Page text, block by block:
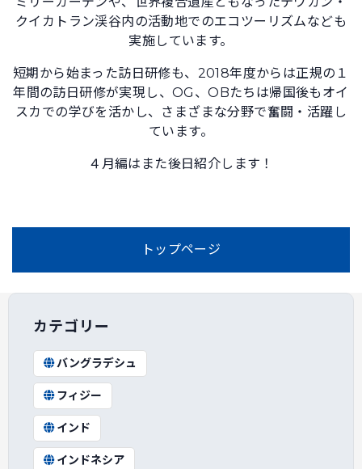
クイカトラン渓谷内の活動地でのエコツーリズムなども
実施しています。
短期から始まった訪日研修も、2018年度からは正規の１
年間の訪日研修が実現し、OG、OBたちは帰国後もオイ
スカでの学びを活かし、さまざまな分野で奮闘・活躍し
ています。
４月編はまた後日紹介します！
トップページ
カテゴリー
バングラデシュ
フィジー
インド
インドネシア